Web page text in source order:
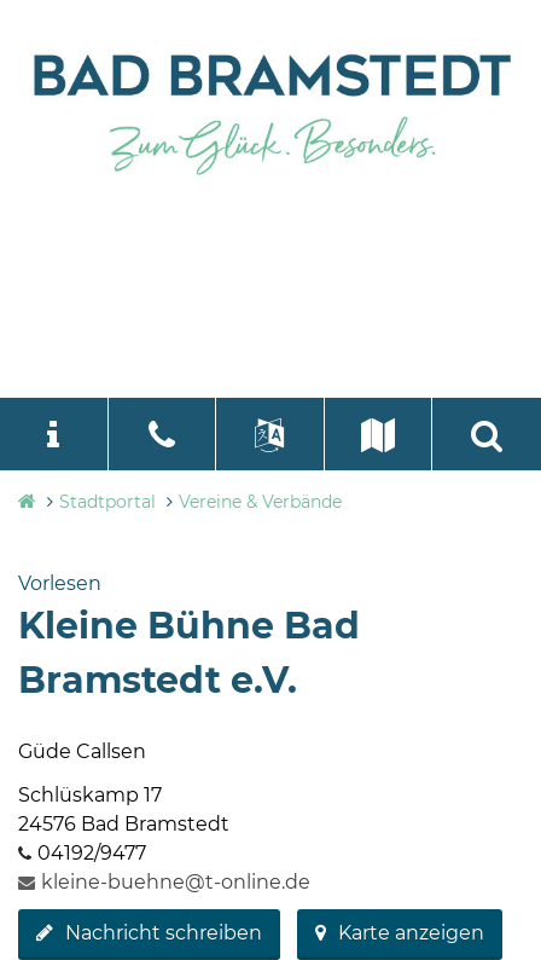
Stadtverwaltung
Bramstedt
Bleeck 15-
24576 Bad
Bramstedt
506-
zentrale@badbramstedt.de
Mo,
Di,
Fr
language
Select Language
Stadtportal Vereine & Verbände
Vorlesen
Kleine Bühne Bad
Bramstedt e.V.
Güde Callsen
Schlüskamp 17
24576 Bad Bramstedt
04192/9477
kleine-buehne@t-online.de
Nachricht schreiben Karte anzeigen